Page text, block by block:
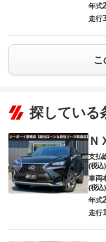
年式
走行
こ
探している
Ｎ
支払
(税込
車両
(税込)
年式
走行